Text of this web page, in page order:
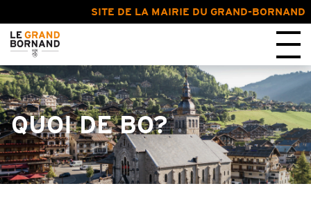
SITE DE LA MAIRIE DU GRAND-BORNAND
QUOI DE BO?